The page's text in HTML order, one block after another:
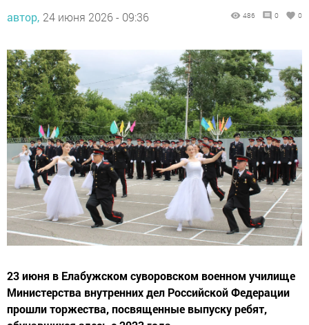
автор, 24 июня 2026 - 09:36 486 0 0
23 июня в Елабужском суворовском военном училище
Министерства внутренних дел Российской Федерации
прошли торжества, посвященные выпуску ребят,